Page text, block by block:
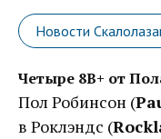
Новости
Четыре 8B+ от
Пол Робинсон (
в Роклэндс (